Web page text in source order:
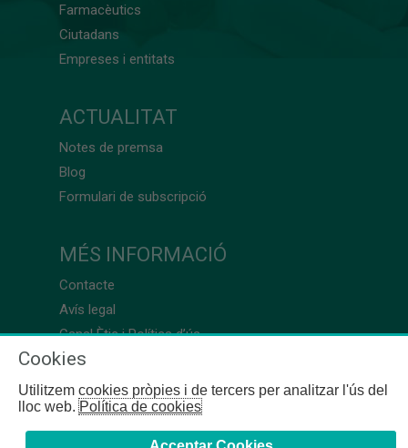
Farmacèutics
Ciutadans
Empreses i entitats
ACTUALITAT
Notes de premsa
Blog
Formulari de subscripció
MÉS INFORMACIÓ
Contacte
Avís legal
Canal Ètic i Política d’ús
Cookies
Utilitzem cookies pròpies i de tercers per analitzar l'ús del
lloc web.Política de cookies